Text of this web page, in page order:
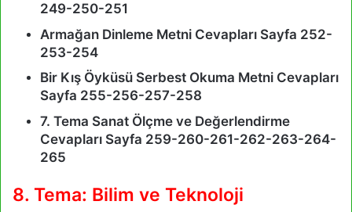
249-250-251
Armağan Dinleme Metni Cevapları Sayfa 252-
253-254
Bir Kış Öyküsü Serbest Okuma Metni Cevapları
Sayfa 255-256-257-258
7. Tema Sanat Ölçme ve Değerlendirme
Cevapları Sayfa 259-260-261-262-263-264-
265
8. Tema: Bilim ve Teknoloji